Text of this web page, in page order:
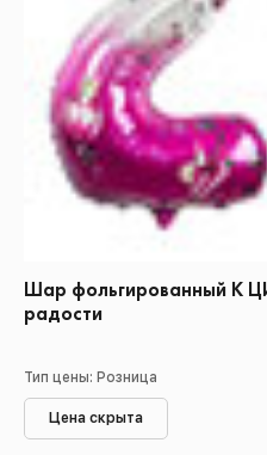
Шар фольгированный К
радости
Тип цены: Розница
Цена скрыта